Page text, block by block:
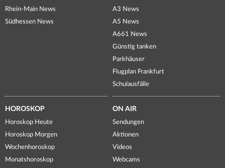
Rhein-Main News
Südhessen News
A3 News
A5 News
A661 News
Günstig tanken
Parkhäuser
Flugplan Frankfurt
Schulausfälle
HOROSKOP
Horoskop Heute
Horoskop Morgen
Wochenhoroskop
Monatshoroskop
ON AIR
Sendungen
Aktionen
Videos
Webcams